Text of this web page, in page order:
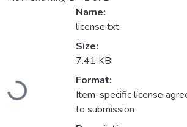
Loading...
Name:
license.txt
Size:
7.41 KB
Format:
Item-specific license
to submission